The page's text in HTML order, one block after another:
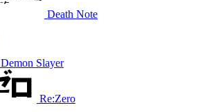
Death Note
Demon Slayer
Re:Zero